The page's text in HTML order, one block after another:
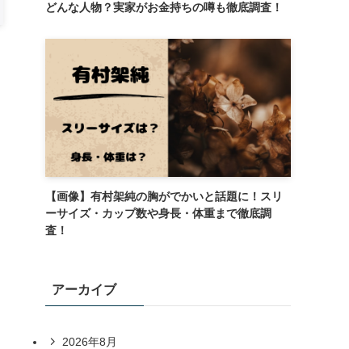
どんな人物？実家がお金持ちの噂も徹底調査！
【画像】有村架純の胸がでかいと話題に！スリ
ーサイズ・カップ数や身長・体重まで徹底調
査！
アーカイブ
2026年8月